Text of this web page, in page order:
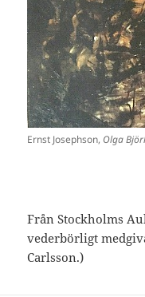
Ernst Josephson, Olga
Från Stockholms
vederbörligt
Carlsson.)